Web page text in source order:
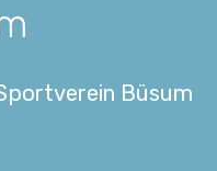
Büsum